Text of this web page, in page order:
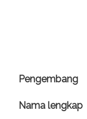
Pengembang
Nama lengkap